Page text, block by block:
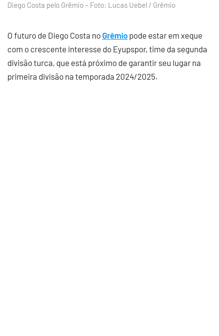
Diego Costa pelo Grêmio – Foto: Lucas Uebel / Grêmio
O futuro de Diego Costa no Grêmio pode estar em xeque
com o crescente interesse do Eyupspor, time da segunda
divisão turca, que está próximo de garantir seu lugar na
primeira divisão na temporada 2024/2025.